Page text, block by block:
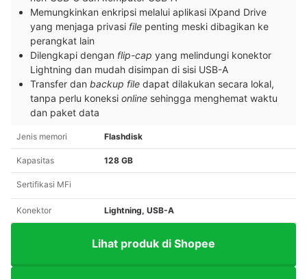
Memungkinkan enkripsi melalui aplikasi iXpand Drive
yang menjaga privasi file penting meski dibagikan ke
perangkat lain
Dilengkapi dengan flip-cap yang melindungi konektor
Lightning dan mudah disimpan di sisi USB-A
Transfer dan backup file dapat dilakukan secara lokal,
tanpa perlu koneksi online sehingga menghemat waktu
dan paket data
Jenis memori Flashdisk
Kapasitas 128 GB
Sertifikasi MFi
Konektor Lightning, USB-A
Lihat produk di Shopee